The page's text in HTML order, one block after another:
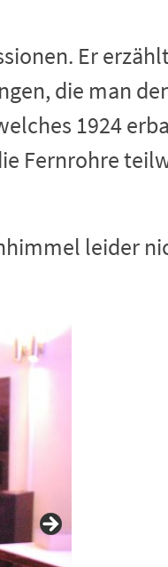
Er
die man
1924
Fernrohre
leider